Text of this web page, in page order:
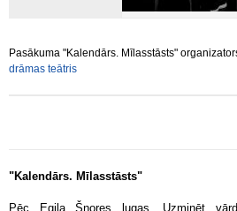
Pasākuma "Kalendārs. Mīlasstāsts"
drāmas teātris
"Kalendārs. Mīlasstāsts"
Pēc Egila Šņores lugas „Uzminēt